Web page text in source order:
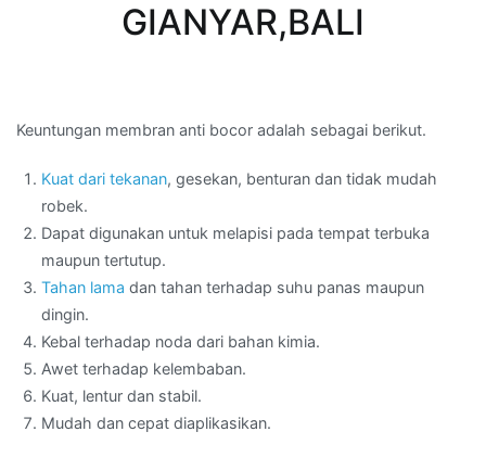
GIANYAR,BALI
Keuntungan membran anti bocor adalah sebagai berikut.
Kuat dari tekanan, gesekan, benturan dan tidak mudah
robek.
Dapat digunakan untuk melapisi pada tempat terbuka
maupun tertutup.
Tahan lama dan tahan terhadap suhu panas maupun
dingin.
Kebal terhadap noda dari bahan kimia.
Awet terhadap kelembaban.
Kuat, lentur dan stabil.
Mudah dan cepat diaplikasikan.